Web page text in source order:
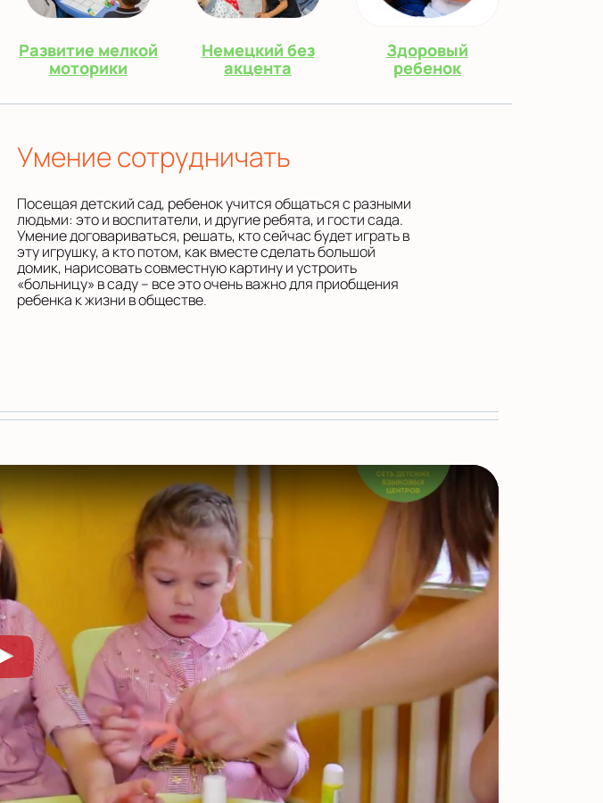
Развитие мелкой
моторики
Немецкий без
акцента
Здоровый
ребенок
Умение сотрудничать
Посещая детский сад, ребенок учится общаться с разными
людьми: это и воспитатели, и другие ребята, и гости сада.
Умение договариваться, решать, кто сейчас будет играть в
эту игрушку, а кто потом, как вместе сделать большой
домик, нарисовать совместную картину и устроить
«больницу» в саду – все это очень важно для приобщения
ребенка к жизни в обществе.